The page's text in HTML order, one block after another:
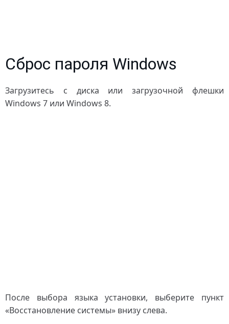
Сброс пароля Windows
Загрузитесь с диска или загрузочной флешки
Windows 7 или Windows 8.
После выбора языка установки, выберите пункт
«Восстановление системы» внизу слева.